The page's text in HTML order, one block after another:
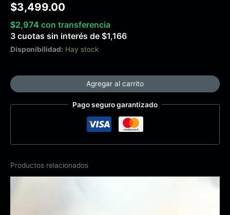
$3,499.00
$2,974 con transferencia
3 cuotas sin interés de $1,166
Disponibilidad: Hay stock
Agregar al carrito
Pago seguro garantizado
Productos relacionados